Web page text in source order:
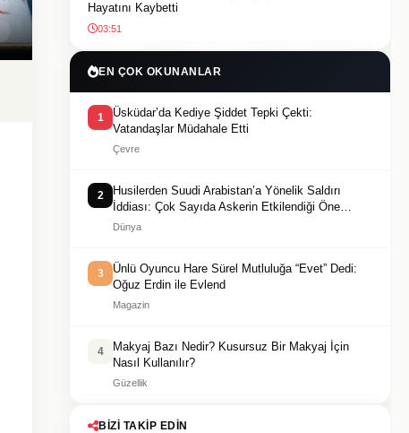
Hayatını Kaybetti
03:51
EN ÇOK OKUNANLAR
1
Üsküdar’da Kediye Şiddet Tepki Çekti:
Vatandaşlar Müdahale Etti
Çevre
2
Husilerden Suudi Arabistan’a Yönelik Saldırı
İddiası: Çok Sayıda Askerin Etkilendiği Öne
Sürüldü
Dünya
3
Ünlü Oyuncu Hare Sürel Mutluluğa “Evet” Dedi:
Oğuz Erdin ile Evlend
Magazin
4
Makyaj Bazı Nedir? Kusursuz Bir Makyaj İçin
Nasıl Kullanılır?
Güzellik
BIZI TAKIP EDIN